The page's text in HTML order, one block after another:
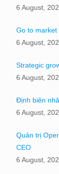
6 August,
Go to
6 August,
Strategic
6 August,
Định biên
6 August,
Quản trị
CEO
6 August,